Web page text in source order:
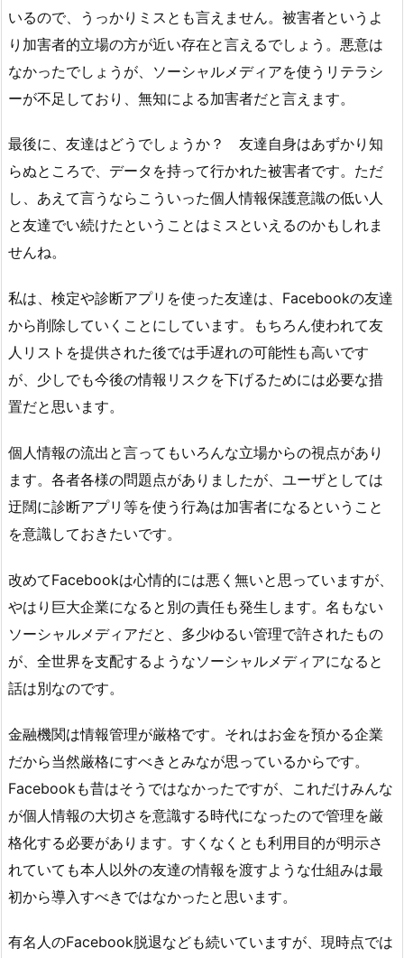
いるので、うっかりミスとも言えません。被害者というよ
り加害者的立場の方が近い存在と言えるでしょう。悪意は
なかったでしょうが、ソーシャルメディアを使うリテラシ
ーが不足しており、無知による加害者だと言えます。
最後に、友達はどうでしょうか？ 友達自身はあずかり知
らぬところで、データを持って行かれた被害者です。ただ
し、あえて言うならこういった個人情報保護意識の低い人
と友達でい続けたということはミスといえるのかもしれま
せんね。
私は、検定や診断アプリを使った友達は、Facebookの友達
から削除していくことにしています。もちろん使われて友
人リストを提供された後では手遅れの可能性も高いです
が、少しでも今後の情報リスクを下げるためには必要な措
置だと思います。
個人情報の流出と言ってもいろんな立場からの視点があり
ます。各者各様の問題点がありましたが、ユーザとしては
迂闊に診断アプリ等を使う行為は加害者になるということ
を意識しておきたいです。
改めてFacebookは心情的には悪く無いと思っていますが、
やはり巨大企業になると別の責任も発生します。名もない
ソーシャルメディアだと、多少ゆるい管理で許されたもの
が、全世界を支配するようなソーシャルメディアになると
話は別なのです。
金融機関は情報管理が厳格です。それはお金を預かる企業
だから当然厳格にすべきとみなが思っているからです。
Facebookも昔はそうではなかったですが、これだけみんな
が個人情報の大切さを意識する時代になったので管理を厳
格化する必要があります。すくなくとも利用目的が明示さ
れていても本人以外の友達の情報を渡すような仕組みは最
初から導入すべきではなかったと思います。
有名人のFacebook脱退なども続いていますが、現時点では